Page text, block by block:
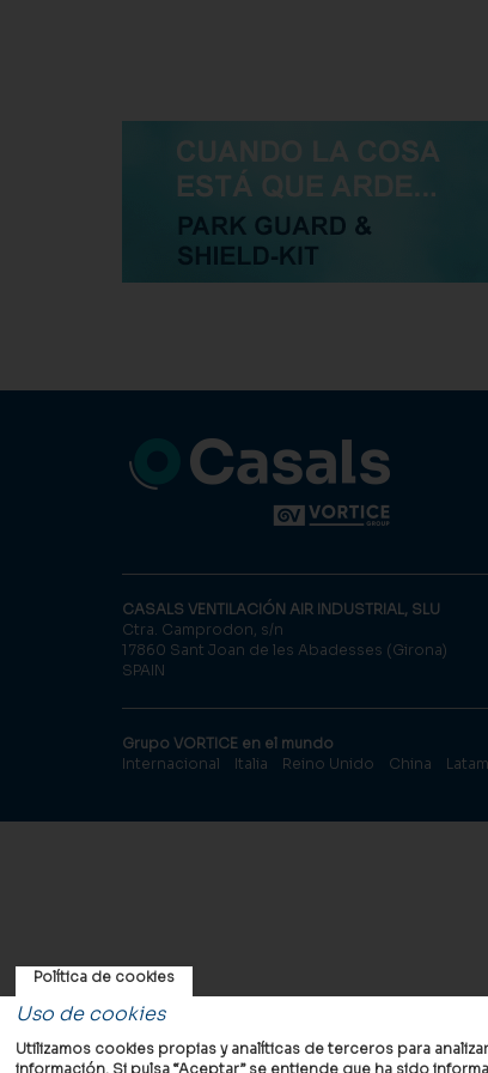
CASALS VENTILACIÓN AIR INDUSTRIAL, SLU
Ctra. Camprodon, s/n
17860 Sant Joan de les Abadesses (Girona)
SPAIN
Grupo VORTICE en el mundo
Internacional
Italia Reino Unido China Latam
Uso de cookies
Utilizamos cookies propias y analíticas de terceros para
información. Si pulsa “Aceptar” se entiende que ha sido
Política de cookies